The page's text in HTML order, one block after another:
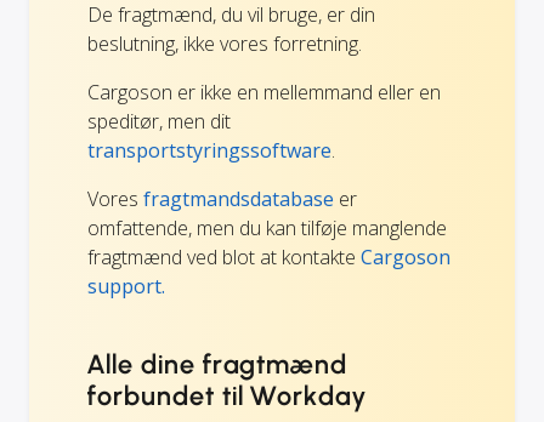
De fragtmænd, du vil bruge, er din
beslutning, ikke vores forretning.
Cargoson er ikke en mellemmand eller en
speditør, men dit
transportstyringssoftware.
Vores fragtmandsdatabase er
omfattende, men du kan tilføje manglende
fragtmænd ved blot at kontakte Cargoson
support.
Alle dine fragtmænd
forbundet til Workday